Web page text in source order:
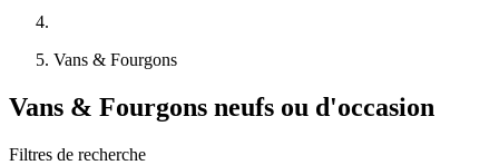
Vans & Fourgons
Vans & Fourgons neufs ou d'occasion
Filtres de recherche